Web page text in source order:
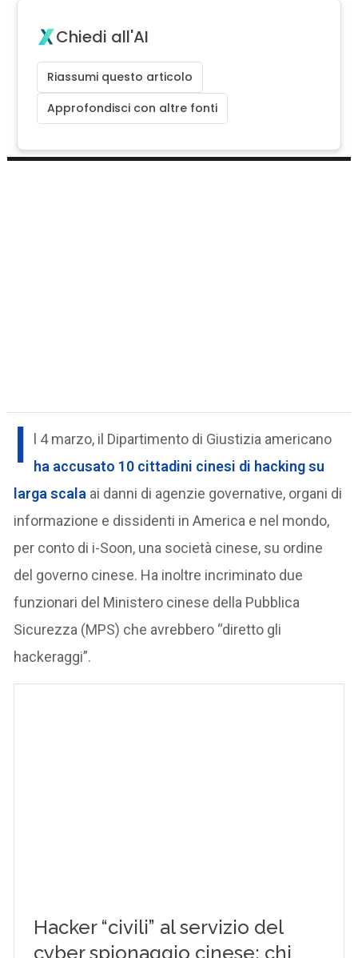
Chiedi all'AI
Riassumi questo articolo
Approfondisci con altre fonti
I
l 4 marzo, il Dipartimento di Giustizia americano
ha accusato 10 cittadini cinesi di hacking su
larga scala ai danni di agenzie governative, organi di
informazione e dissidenti in America e nel mondo,
per conto di i-Soon, una società cinese, su ordine
del governo cinese. Ha inoltre incriminato due
funzionari del Ministero cinese della Pubblica
Sicurezza (MPS) che avrebbero “diretto gli
hackeraggi”.